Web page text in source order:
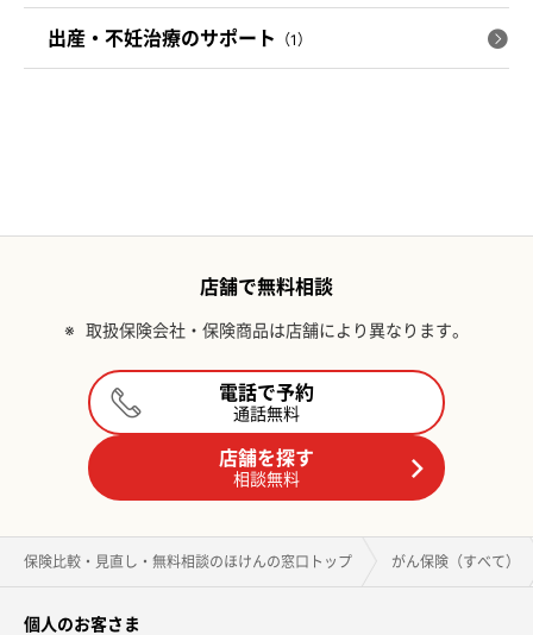
保険比較・見直し・無料相談のほけんの窓口トップ がん保険（すべて）
出産・不妊治療のサポート （1）
店舗で無料相談
※ 取扱保険会社・保険商品は店舗により異なります。
電話で予約
通話無料
店舗を探す
相談無料
個人のお客さま